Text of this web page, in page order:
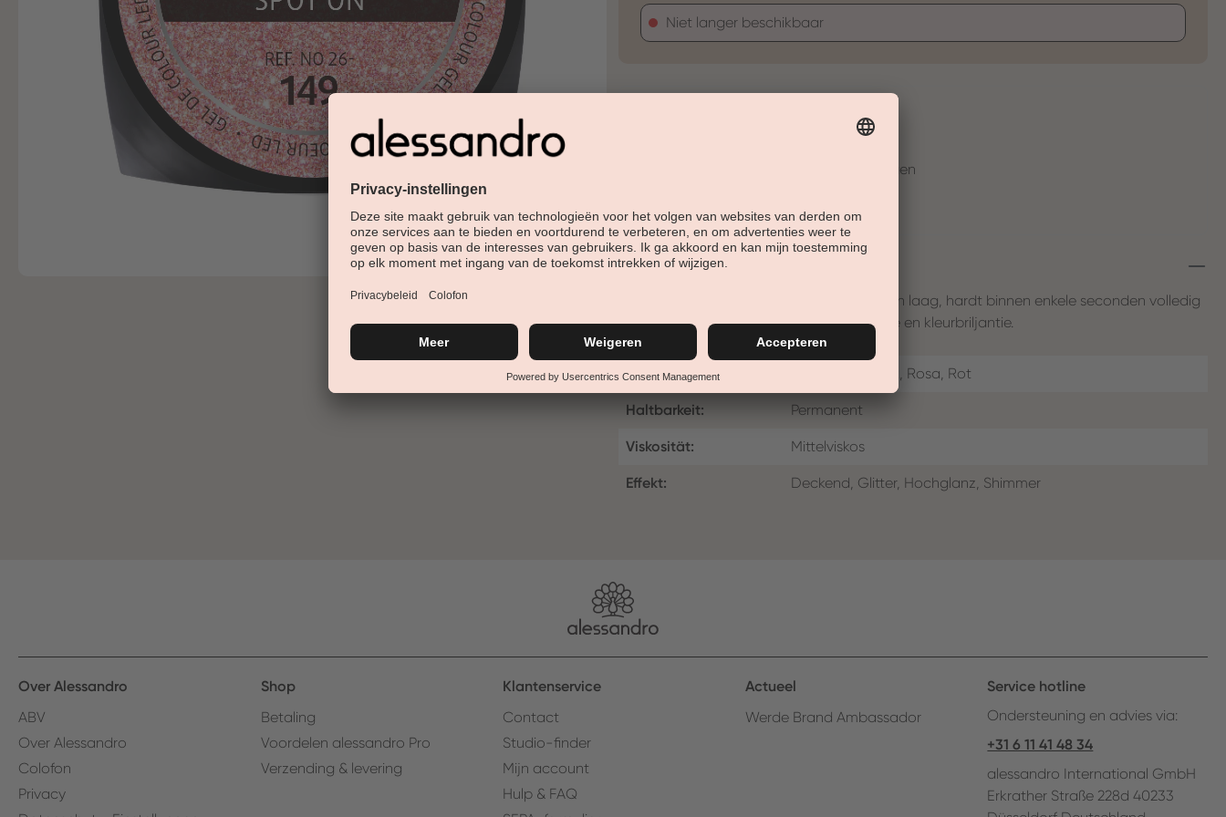
Niet langer beschikbaar
Jetzt shoppen - bezahlen in 30 Tagen
Beschreibung
De nieuwste generatie kleurgels dekt in één laag, hardt binnen enkele seconden volledig
uit en overtuigt met een hoge pigmentatie en kleurbriljantie.
Farb-Cluster: Gold/Silber, Pink, Rosa, Rot
Haltbarkeit: Permanent
Viskosität: Mittelviskos
Effekt: Deckend, Glitter, Hochglanz, Shimmer
Over Alessandro
ABV
Over Alessandro
Colofon
Privacy
Shop
Betaling
Voordelen alessandro Pro
Verzending & levering
Klantenservice
Contact
Studio-finder
Mijn account
Hulp & FAQ
Actueel
Werde Brand Ambassador
Service hotline
Ondersteuning en advies via:
+31 6 11 41 48 34
alessandro International GmbH
Erkrather Straße 228d 40233